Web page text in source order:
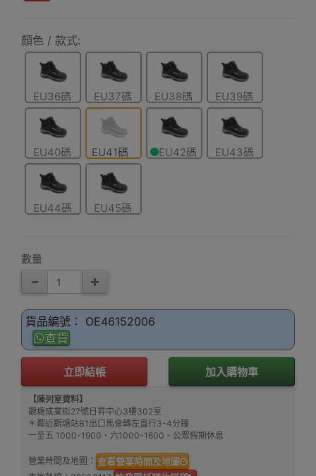
顏色 / 款式:
EU36碼 EU37碼 EU38碼 EU39碼
EU40碼 EU41碼 EU42碼 EU43碼
EU44碼 EU45碼
數量
貨品編號： OE46152006
查貨
立即結帳 加入購物車
【陳列室資料】
觀塘成業街27號日昇中心3樓302室
＊鄰近觀塘站B1出口馬會轉左直行3-4分鐘
一至五 1000-1900、六1000-1600、公眾假期休息
營業時間及地圖： 查看營業時間及地圖